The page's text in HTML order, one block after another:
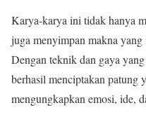
Karya-karya ini tidak hanya
juga menyimpan makna yang
Dengan teknik dan gaya
berhasil menciptakan patung
mengungkapkan emosi, ide,